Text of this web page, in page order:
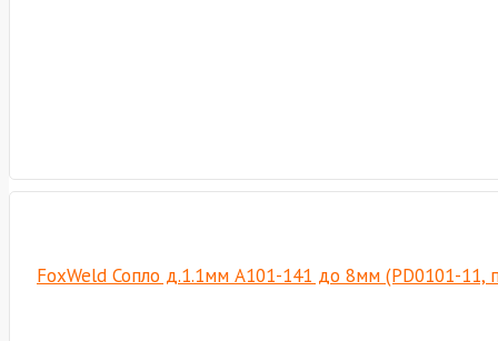
FoxWeld Сопло д.1.1мм А101-141 до 8мм (PD0101-11,